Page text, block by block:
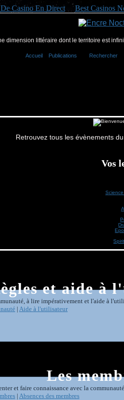
Casino En Direct Best Casinos
dimension littéraire dont le territoire est
Accueil Publications Rechercher
Retrouvez tous les évènements
Vos
et aide à
à lire impérativement et l'aide à
| Aide à l'utilisateur
Les
et faire connaissance avec la
| Absences des membres